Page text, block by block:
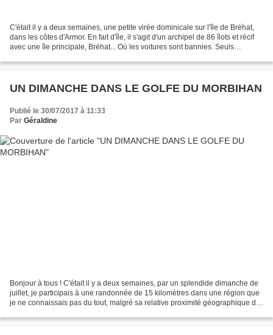
C'était il y a deux semaines, une petite virée dominicale sur l'île de Bréhat,
dans les côtes d'Armor. En fait d'île, il s'agit d'un archipel de 86 îlots et récif
avec une île principale, Bréhat... Où les voitures sont bannies. Seuls
UN DIMANCHE DANS LE GOLFE DU MORBIHAN
Publié le 30/07/2017 à 11:33
Par Géraldine
Bonjour à tous ! C'était il y a deux semaines, par un splendide dimanche de
juillet, je participais à une randonnée de 15 kilomètres dans une région que
je ne connaissais pas du tout, malgré sa relative proximité géographique de